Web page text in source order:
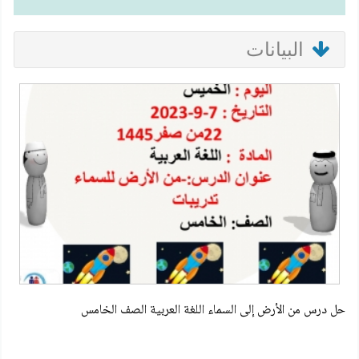
البيانات
حل درس من الأرض إلى السماء اللغة العربية الصف الخامس